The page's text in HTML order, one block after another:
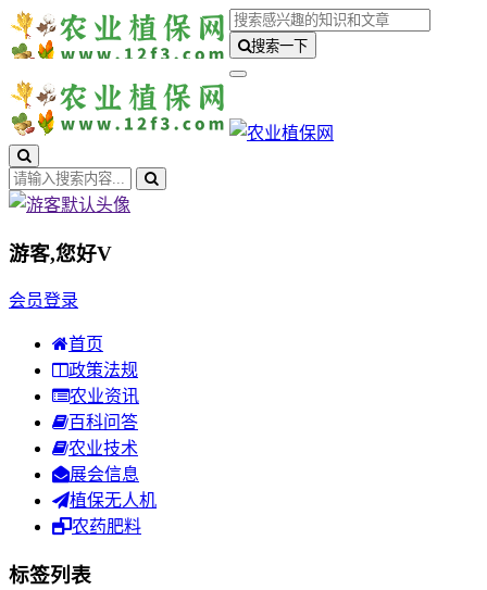
搜索一下
游客,您好V
会员登录
首页
政策法规
农业资讯
百科问答
农业技术
展会信息
植保无人机
农药肥料
标签列表